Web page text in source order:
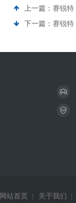
上一篇： 赛锐特
下一篇： 赛锐特
网站首页 关于我们